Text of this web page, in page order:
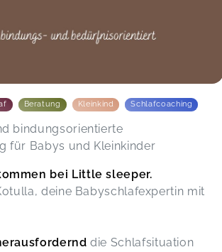
Beratung Kleinkind Schlafcoaching
bindungsorientierte
für Babys und Kleinkinder
bei Little sleeper.
deine Babyschlafexpertin mit
die Schlafsituation